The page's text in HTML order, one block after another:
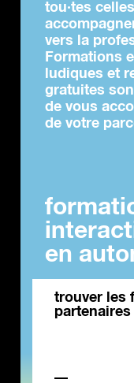
tou·tes
vers la
Formations
ludiques et
gratuites
de vous
de votre
en
trouver les